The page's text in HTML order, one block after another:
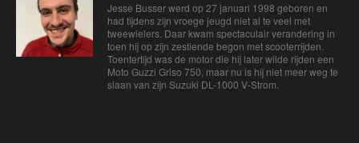
Jesse Busser werd op 27 januari 1998 geboren en
had tijdens zijn vroege jeugd niet al te veel met
tweewielers. Daar kwam spectaculair verandering in
toen hij op zijn zestiende begon met scooterrijden.
Toentertijd was de motor die hij later wilde rijden een
Moto Guzzi Griso 750, maar nu is hij niet meer weg te
slaan van zijn Suzuki DL-1000 V-Strom.